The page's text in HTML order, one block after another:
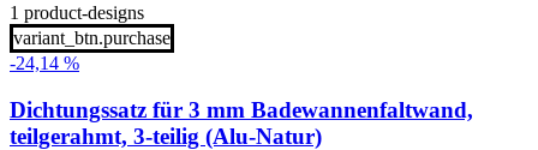
1 product-designs
variant_btn.purchase
-24,14 %
Dichtungssatz für 3 mm Badewannenfaltwand,
teilgerahmt, 3-teilig (Alu-Natur)